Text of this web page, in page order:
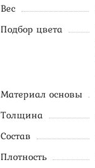
Вес
Подбор цвета
Материал основы
Толщина
Состав
Плотность